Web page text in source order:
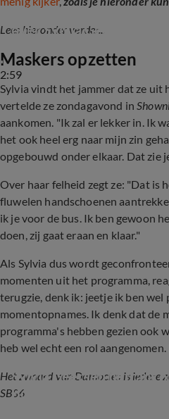
Lees hieronder verder...
2:59
Kijkers Het Zwaard van
over Sylvia Geersen
Maskers opzetten
Sylvia vindt het jammer dat ze uit
vertelde ze zondagavond in
aankomen. "Ik zal er lekker in. Ik
het ook heel erg naar mijn zin
opgebouwd onder elkaar. Dat zie
Over haar felheid zegt ze: "Dat is
fluwelen handschoenen
ik je voor de bus. Ik ben gewoon
doen, zij gaat eraan en klaar."
Als Sylvia dus wordt
momenten uit het programma,
terugzie, denk ik: jeetje ik ben
momentopnames. Ik denk dat de
programma's hebben gezien ook
heb wel echt een rol
Het zwaard van Damocles is iedere
SBS6
Sylvia Geersen betrapt
Bonjasky en Iliass Ojja